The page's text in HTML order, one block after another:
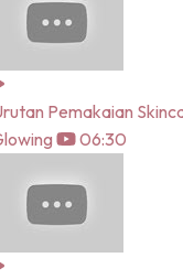
Pemakaian
06:30